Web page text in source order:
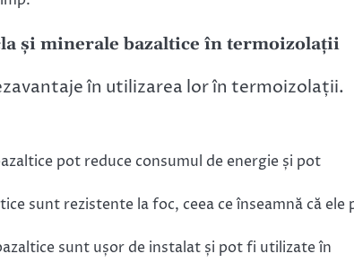
și minerale bazaltice în termoizolații
în utilizarea lor în termoizolații.
pot reduce consumul de energie și pot
sunt rezistente la foc, ceea ce înseamnă că ele
sunt ușor de instalat și pot fi utilizate în